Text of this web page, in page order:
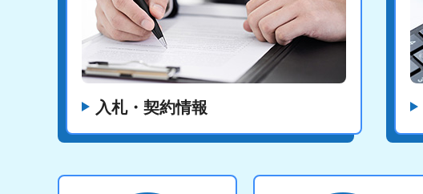
入札・契約情報